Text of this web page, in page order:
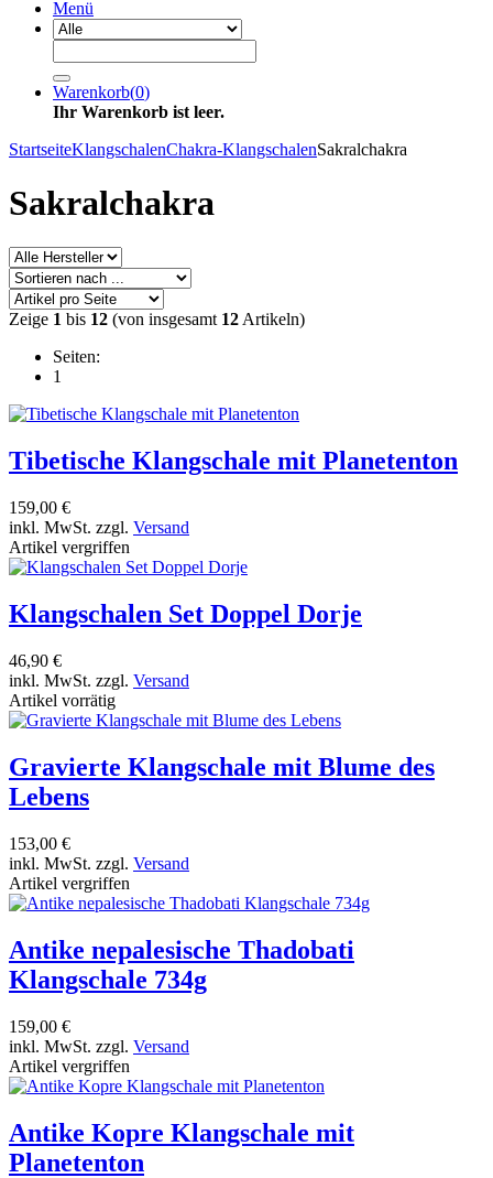
Menü
Warenkorb(0)
Ihr Warenkorb ist leer.
StartseiteKlangschalenChakra-KlangschalenSakralchakra
Sakralchakra
Zeige 1 bis 12 (von insgesamt 12Artikeln)
Seiten:
1
Tibetische Klangschale mit Planetenton
159,00 €
inkl. MwSt. zzgl. Versand
Artikel vergriffen
Klangschalen Set Doppel Dorje
46,90 €
inkl. MwSt. zzgl. Versand
Artikel vorrätig
Gravierte Klangschale mit Blume des
Lebens
153,00 €
inkl. MwSt. zzgl. Versand
Artikel vergriffen
Antike nepalesische Thadobati
Klangschale 734g
159,00 €
inkl. MwSt. zzgl. Versand
Artikel vergriffen
Antike Kopre Klangschale mit
Planetenton